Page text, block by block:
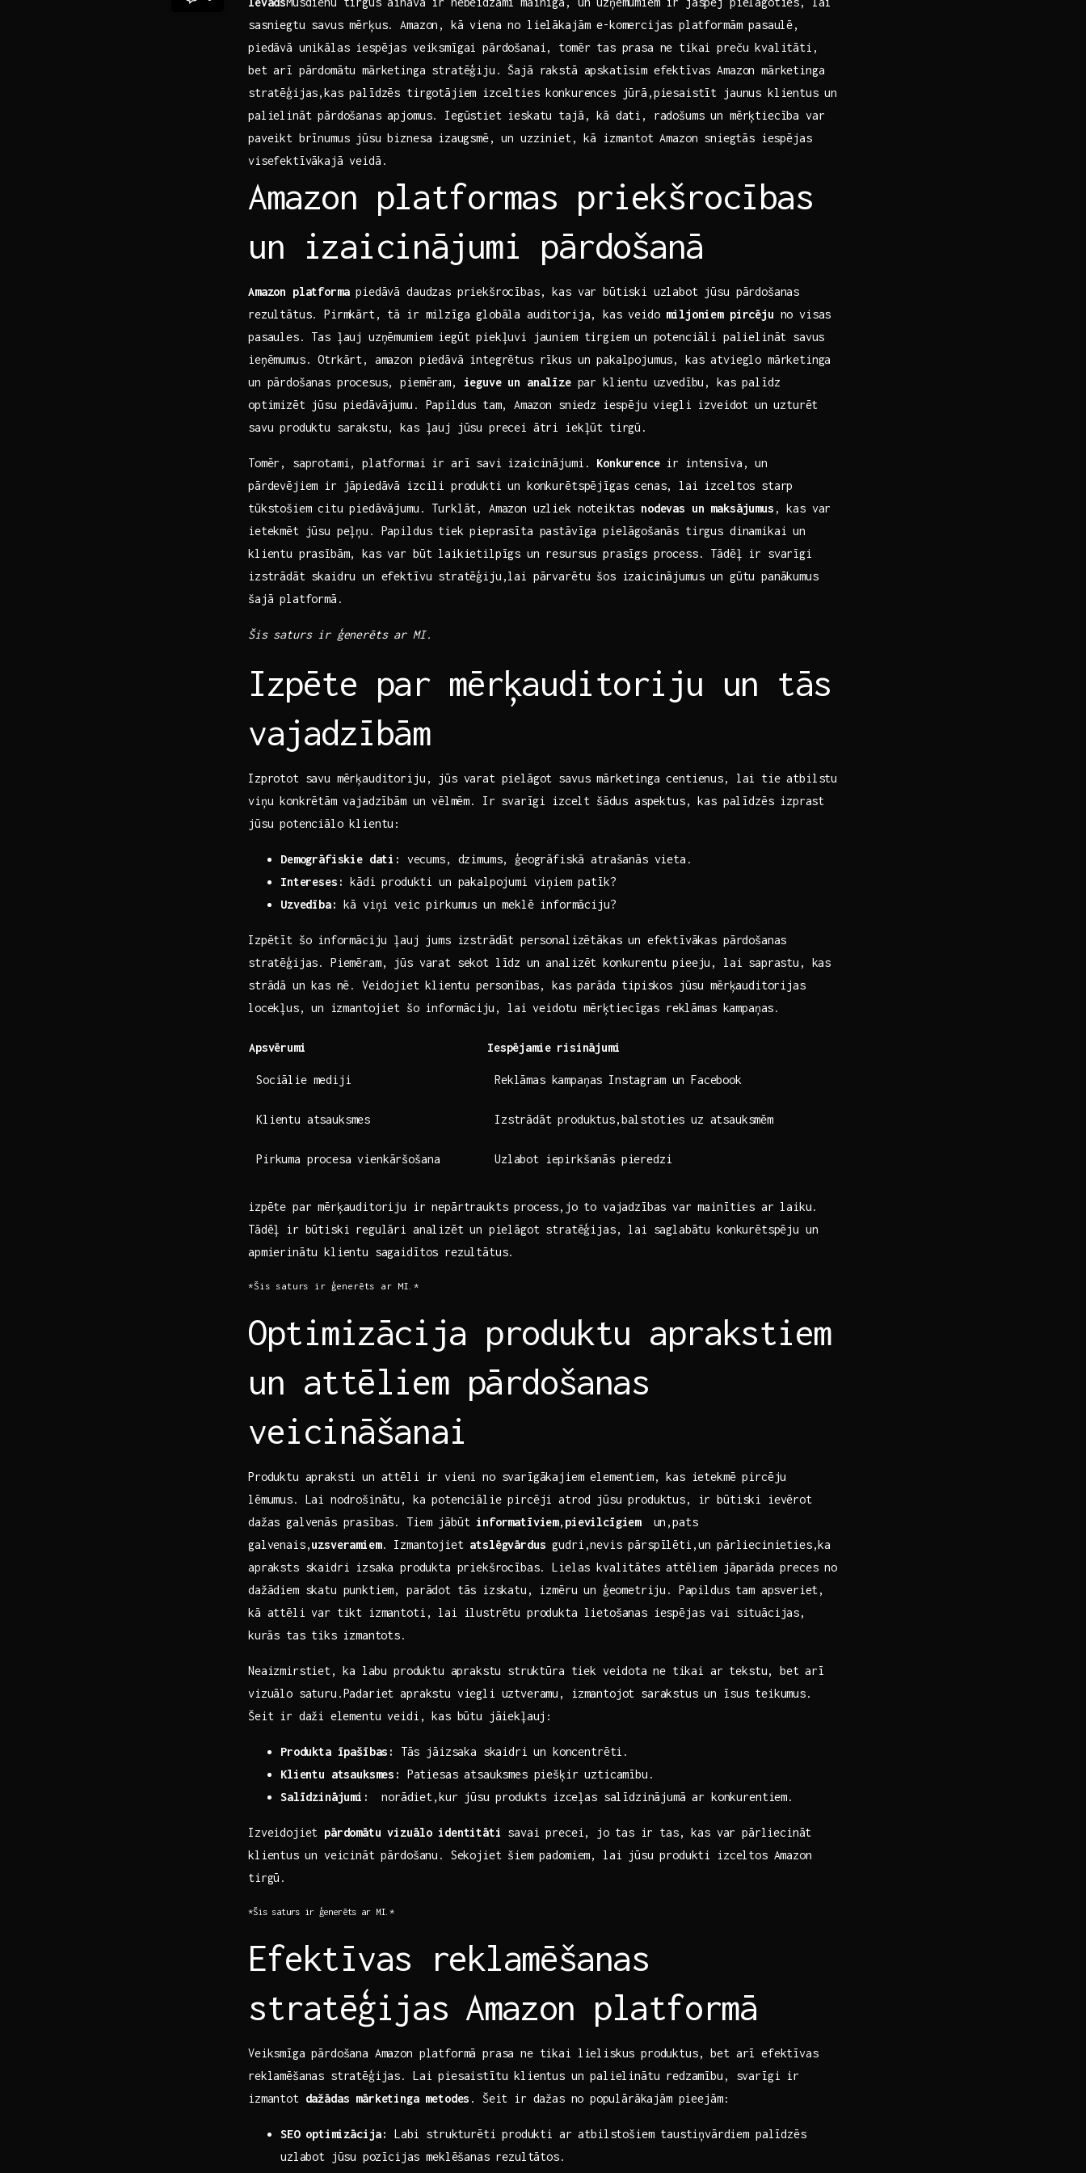
sasniegtu savus mērķus. Amazon, kā viena no lielākajām e-komercijas⁣ platformām pasaulē,
piedāvā​ unikālas iespējas veiksmīgai pārdošanai, tomēr tas prasa ne tikai preču kvalitāti,‌
bet arī pārdomātu mārketinga stratēģiju. Šajā rakstā apskatīsim‍ efektīvas Amazon mārketinga⁢
stratēģijas,kas palīdzēs tirgotājiem izcelties konkurences jūrā,piesaistīt jaunus ​klientus un
palielināt pārdošanas apjomus. Iegūstiet ieskatu tajā, kā dati, radošums un mērķtiecība var
paveikt brīnumus jūsu biznesa⁢ izaugsmē, un uzziniet, kā izmantot Amazon⁤ sniegtās iespējas
visefektīvākajā veidā.
Amazon platformas priekšrocības
un izaicinājumi pārdošanā
Amazon platformapiedāvā daudzas priekšrocības, kas var būtiski uzlabot jūsu pārdošanas​
rezultātus. Pirmkārt, tā ir milzīga globāla auditorija, kas veido miljoniem pircēju ‌no visas
pasaules. Tas ļauj uzņēmumiem iegūt ​piekļuvi​ jauniem ‌tirgiem ⁤un potenciāli palielināt savus
ieņēmumus. Otrkārt, amazon piedāvā integrētus rīkus un pakalpojumus, kas‍ atvieglo mārketinga
un pārdošanas procesus, piemēram, ieguve un analīze⁢par klientu uzvedību, kas palīdz
‍optimizēt jūsu piedāvājumu. Papildus⁤ tam, ⁣Amazon sniedz iespēju viegli izveidot un uzturēt
savu produktu sarakstu, kas ļauj jūsu precei ātri iekļūt tirgū.
Tomēr, saprotami, platformai ir arī savi izaicinājumi. Konkurenceir intensīva, un
pārdevējiem‌ ir jāpiedāvā izcili produkti un‍ konkurētspējīgas cenas, lai izceltos starp
‌tūkstošiem citu piedāvājumu. Turklāt, Amazon uzliek noteiktas nodevas ‌un maksājumus , kas var
ietekmēt jūsu peļņu. Papildus tiek pieprasīta pastāvīga pielāgošanās tirgus dinamikai un
klientu prasībām, kas var būt laikietilpīgs un resursus prasīgs process. Tādēļ ir svarīgi
izstrādāt skaidru un efektīvu stratēģiju,lai pārvarētu šos izaicinājumus un gūtu panākumus
šajā platformā.
Šis saturs ir ģenerēts ar MI.
Izpēte par mērķauditoriju un tās
vajadzībām
Izprotot savu mērķauditoriju, jūs varat pielāgot savus mārketinga centienus, lai ‌tie atbilstu
viņu konkrētām⁢ vajadzībām un⁢ vēlmēm. Ir svarīgi izcelt šādus aspektus, kas palīdzēs izprast⁤
jūsu potenciālo klientu:
Demogrāfiskie‍ dati:
vecums, dzimums, ģeogrāfiskā atrašanās vieta.
Intereses: kādi produkti un pakalpojumi viņiem patīk?
Uzvedība: kā viņi veic pirkumus un meklē informāciju?
Izpētīt šo ⁢informāciju​ ļauj jums izstrādāt personalizētākas un efektīvākas pārdošanas⁤
stratēģijas. Piemēram,​ jūs‌ varat sekot līdz un‍ analizēt konkurentu pieeju,⁢ lai saprastu, kas
strādā un⁣ kas ‌nē.⁣ Veidojiet‍ klientu personības, kas parāda tipiskos jūsu mērķauditorijas
locekļus,⁢ un ⁢izmantojiet šo ⁤informāciju, lai veidotu mērķtiecīgas reklāmas kampaņas.
Apsvērumi Iespējamie risinājumi
Sociālie mediji Reklāmas kampaņas Instagram un Facebook
Klientu atsauksmes Izstrādāt produktus,balstoties uz atsauksmēm
Pirkuma procesa vienkāršošana Uzlabot iepirkšanās‌ pieredzi
izpēte par‍ mērķauditoriju ir nepārtraukts process,jo⁣ to vajadzības ⁤var mainīties ar‍ laiku.
Tādēļ ir būtiski regulāri analizēt ⁤un pielāgot​ stratēģijas, lai saglabātu konkurētspēju un
apmierinātu klientu sagaidītos rezultātus.
*Šis saturs ir ģenerēts ar MI.*
Optimizācija produktu aprakstiem
un attēliem pārdošanas
veicināšanai
Produktu apraksti un attēli ir vieni no svarīgākajiem elementiem, kas ⁣ietekmē pircēju
lēmumus. Lai nodrošinātu, ka potenciālie pircēji atrod‌ jūsu produktus, ir būtiski ievērot
dažas galvenās prasības. Tiem jābūt informatīviem, pievilcīgiem⁤ un,pats⁣
galvenais,uzsveramiem. Izmantojiet atslēgvārdus gudri,nevis pārspīlēti,un⁢ pārliecinieties,ka
apraksts skaidri‍ izsaka ⁢produkta priekšrocības. Lielas kvalitātes attēliem jāparāda preces no
dažādiem ​skatu punktiem, parādot tās ⁤izskatu, izmēru⁣ un‌ ģeometriju. Papildus ​tam apsveriet,⁣
kā attēli var tikt izmantoti, lai ilustrētu produkta lietošanas iespējas vai situācijas,
⁤kurās tas tiks izmantots.
Neaizmirstiet,⁣ ka⁤ labu produktu aprakstu struktūra tiek veidota ne⁢ tikai ar ‌tekstu, bet arī
vizuālo saturu.Padariet aprakstu viegli uztveramu, izmantojot sarakstus un īsus teikumus.‍
Šeit ir daži ⁢elementu veidi, kas būtu jāiekļauj:
Produkta īpašības:
⁢Tās jāizsaka skaidri un koncentrēti.
Klientu atsauksmes:
Patiesas atsauksmes piešķir‍ uzticamību.
Salīdzinājumi:
⁣ norādiet,kur jūsu produkts izceļas salīdzinājumā ar‌ konkurentiem.
Izveidojiet pārdomātu vizuālo identitāti savai⁢ precei,⁢ jo tas⁤ ir tas, kas var pārliecināt
klientus ⁢un‌ veicināt pārdošanu. Sekojiet šiem padomiem, lai jūsu produkti izceltos Amazon
tirgū.
*Šis saturs ir ģenerēts ‌ar MI.*
Efektīvas reklamēšanas
stratēģijas⁤ Amazon platformā
Veiksmīga pārdošana ‌Amazon platformā prasa ne tikai lieliskus produktus, bet arī efektīvas
reklamēšanas‌ stratēģijas. Lai​ piesaistītu klientus ⁢un palielinātu redzamību, svarīgi ir
izmantot dažādas mārketinga⁤ metodes . Šeit ir dažas⁣ no ⁢populārākajām pieejām:
SEO ⁢optimizācija:
Labi strukturēti produkti‍ ar atbilstošiem taustiņvārdiem palīdzēs
uzlabot jūsu⁢ pozīcijas meklēšanas rezultātos.